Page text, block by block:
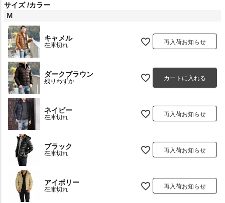
サイズ カラー
Ｍ
キャメル
在庫切れ 再入荷お知らせ
ダークブラウン
残りわずか カートに入れる
ネイビー
在庫切れ 再入荷お知らせ
ブラック
在庫切れ 再入荷お知らせ
アイボリー
在庫切れ 再入荷お知らせ